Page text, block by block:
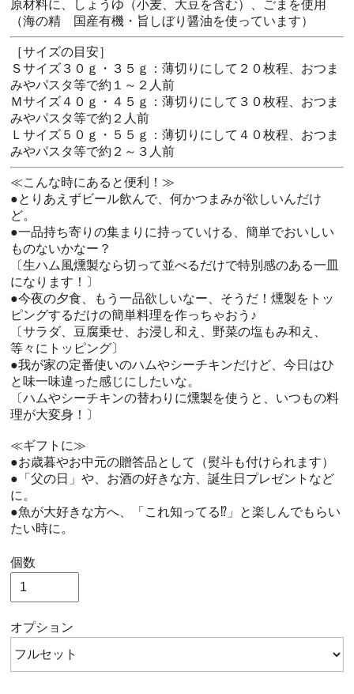
原材料に、しょうゆ（小麦、大豆を含む）、ごまを使用
（海の精 国産有機・旨しぼり醤油を使っています）
［サイズの目安］
Ｓサイズ３０ｇ・３５ｇ：薄切りにして２０枚程、おつま
みやパスタ等で約１～２人前
Ｍサイズ４０ｇ・４５ｇ：薄切りにして３０枚程、おつま
みやパスタ等で約２人前
Ｌサイズ５０ｇ・５５ｇ：薄切りにして４０枚程、おつま
みやパスタ等で約２～３人前
≪こんな時にあると便利！≫
●とりあえずビール飲んで、何かつまみが欲しいんだけ
ど。
●一品持ち寄りの集まりに持っていける、簡単でおいしい
ものないかなー？
〔生ハム風燻製なら切って並べるだけで特別感のある一皿
になります！〕
●今夜の夕食、もう一品欲しいなー、そうだ！燻製をトッ
ピングするだけの簡単料理を作っちゃおう♪
〔サラダ、豆腐乗せ、お浸し和え、野菜の塩もみ和え、
等々にトッピング〕
●我が家の定番使いのハムやシーチキンだけど、今日はひ
と味一味違った感じにしたいな。
〔ハムやシーチキンの替わりに燻製を使うと、いつもの料
理が大変身！〕
≪ギフトに≫
●お歳暮やお中元の贈答品として（熨斗も付けられます）
●「父の日」や、お酒の好きな方、誕生日プレゼントなど
に。
●魚が大好きな方へ、「これ知ってる⁉」と楽しんでもらい
たい時に。
個数
オプション